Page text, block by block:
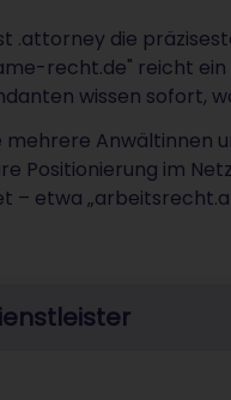
die
recht.de" reicht ein
wissen sofort,
mehrere Anwältinnen
Positionierung im
– etwa